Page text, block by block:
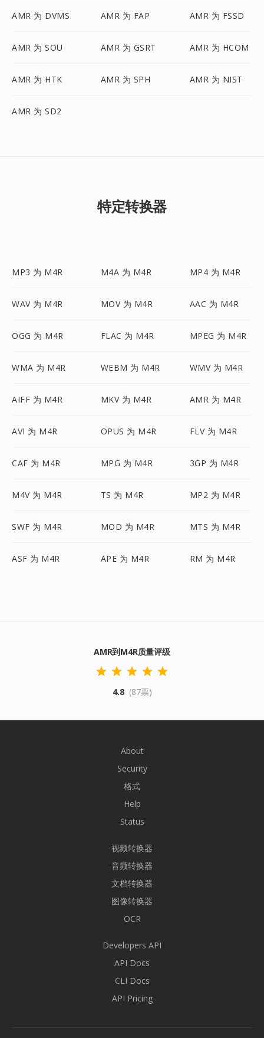
AMR 为 DVMS AMR 为 FAP AMR 为 FSSD
AMR 为 SOU AMR 为 GSRT AMR 为 HCOM
AMR 为 HTK AMR 为 SPH AMR 为 NIST
AMR 为 SD2
特定转换器
MP3 为 M4R M4A 为 M4R MP4 为 M4R
WAV 为 M4R MOV 为 M4R AAC 为 M4R
OGG 为 M4R FLAC 为 M4R MPEG 为 M4R
WMA 为 M4R WEBM 为 M4R WMV 为 M4R
AIFF 为 M4R MKV 为 M4R AMR 为 M4R
AVI 为 M4R OPUS 为 M4R FLV 为 M4R
CAF 为 M4R MPG 为 M4R 3GP 为 M4R
M4V 为 M4R TS 为 M4R MP2 为 M4R
SWF 为 M4R MOD 为 M4R MTS 为 M4R
ASF 为 M4R APE 为 M4R RM 为 M4R
AMR到M4R质量评级
4.8 (87票)
About
Security
格式
Help
Status
视频转换器
音频转换器
文档转换器
图像转换器
OCR
Developers API
API Docs
CLI Docs
API Pricing